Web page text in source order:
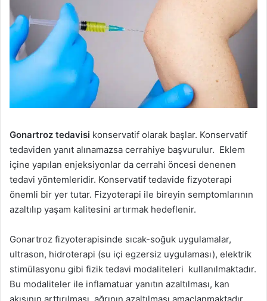
Gonartroz tedavisi konservatif olarak başlar. Konservatif
tedaviden yanıt alınamazsa cerrahiye başvurulur. Eklem
içine yapılan enjeksiyonlar da cerrahi öncesi denenen
tedavi yöntemleridir. Konservatif tedavide fizyoterapi
önemli bir yer tutar. Fizyoterapi ile bireyin semptomlarının
azaltılıp yaşam kalitesini artırmak hedeflenir.
Gonartroz fizyoterapisinde sıcak-soğuk uygulamalar,
ultrason, hidroterapi (su içi egzersiz uygulaması), elektrik
stimülasyonu gibi fizik tedavi modaliteleri kullanılmaktadır.
Bu modaliteler ile inflamatuar yanıtın azaltılması, kan